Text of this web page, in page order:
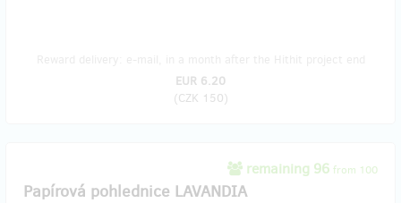
EUR 6.20
(CZK 150)
remaining 96 from 100
Papírová pohlednice LAVANDIA